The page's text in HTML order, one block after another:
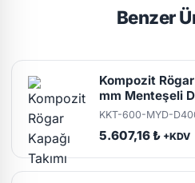
Benzer
Kompozit
mm Menteşeli
KKT-600-MYD-
5.607,16 ₺ +KDV